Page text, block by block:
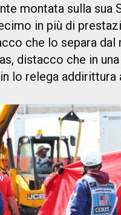
montata sulla sua
in più di
che lo separa
distacco che in
lo relega addirittura